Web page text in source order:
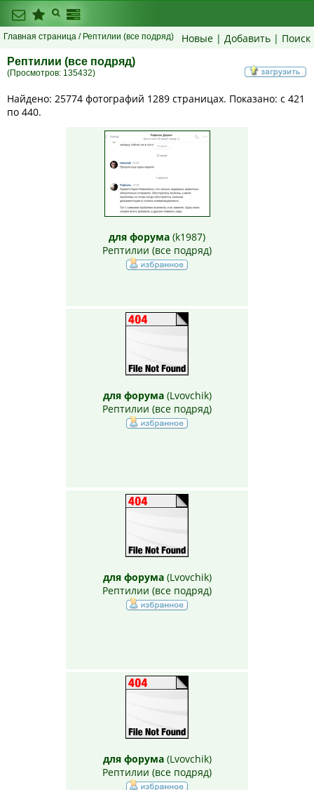
Главная страница / Рептилии (все подряд) Новые | Добавить | Поиск
Рептилии (все подряд)
(Просмотров: 135432)
Найдено: 25774 фотографий 1289 страницах. Показано: с 421
по 440.
для форума (k1987)
Рептилии (все подряд)
для форума(Lvovchik)
Рептилии (все подряд)
для форума(Lvovchik)
Рептилии (все подряд)
для форума(Lvovchik)
Рептилии (все подряд)